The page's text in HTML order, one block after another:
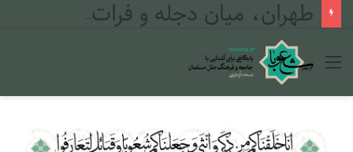
طهران، میان دجله و فرات
منو